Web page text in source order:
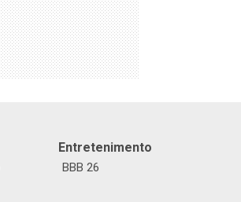
Entretenimento
BBB 26